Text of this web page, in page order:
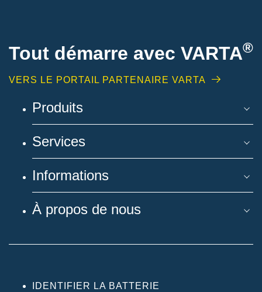
Tout démarre avec VARTA®
VERS LE PORTAIL PARTENAIRE VARTA
Produits
Services
Informations
À propos de nous
IDENTIFIER LA BATTERIE